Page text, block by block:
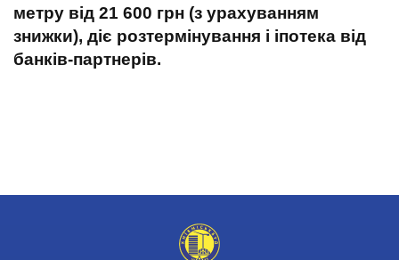
метру від 21 600 грн (з урахуванням
знижки), діє розтермінування і іпотека від
банків-партнерів.